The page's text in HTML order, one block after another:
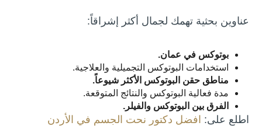
عناوين بحثية تهمك لجمال أكثر إشراقاً:
بوتوكس في عمان.
استخدامات البوتوكس التجميلية والعلاجية.
مناطق حقن البوتوكس الأكثر شيوعاً.
مدة فعالية البوتوكس والنتائج المتوقعة.
الفرق بين البوتوكس والفيلر.
اطلع على: افضل دكتور نحت الجسم في الأردن